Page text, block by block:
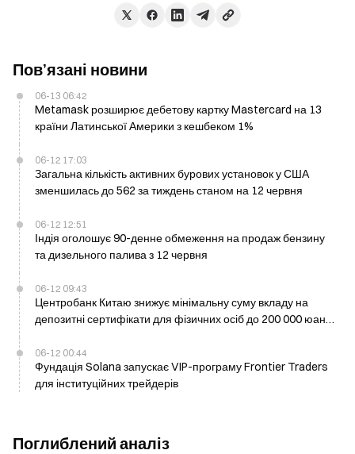
Пов’язані новини
06-13 06:42
Metamask розширює дебетову картку Mastercard на 13
країни Латинської Америки з кешбеком 1%
06-12 17:03
Загальна кількість активних бурових установок у США
зменшилась до 562 за тиждень станом на 12 червня
06-12 12:51
Індія оголошує 90-денне обмеження на продаж бензину
та дизельного палива з 12 червня
06-12 09:43
Центробанк Китаю знижує мінімальну суму вкладу на
депозитні сертифікати для фізичних осіб до 200 000 юанів
06-12 00:44
Фундація Solana запускає VIP-програму Frontier Traders
для інституційних трейдерів
Поглиблений аналіз